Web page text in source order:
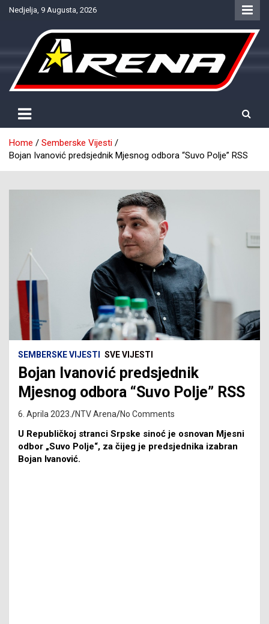
SkipNedjelja, 9 Augusta, 2026
NTV Arena
Home
Semberske Vijesti
Bojan Ivanović predsjednik Mjesnog odbora “Suvo Polje” RSS
SEMBERSKE VIJESTI SVE VIJESTI
Bojan Ivanović predsjednik
Mjesnog odbora “Suvo Polje” RSS
6. Aprila 2023. NTV Arena No Comments
U Republičkoj stranci Srpske sinoć je osnovan Mjesni
odbor „Suvo Polje“, za čijeg je predsjednika izabran
Bojan Ivanović.